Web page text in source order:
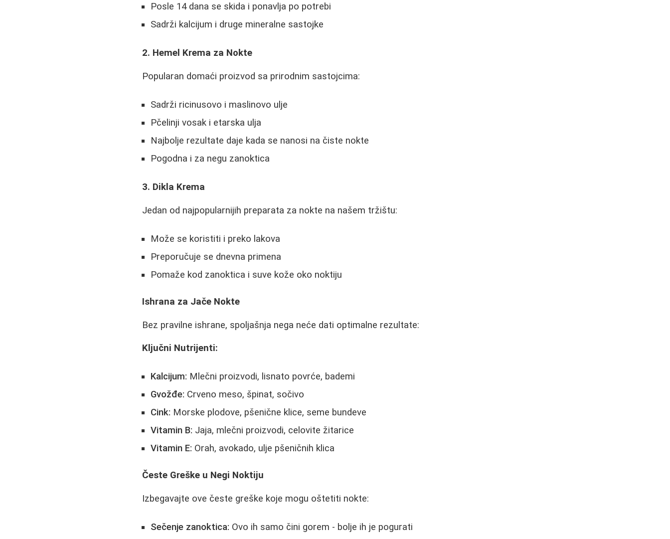
Posle 14 dana se skida i ponavlja po potrebi
Sadrži kalcijum i druge mineralne sastojke
2. Hemel Krema za Nokte
Popularan domaći proizvod sa prirodnim sastojcima:
Sadrži ricinusovo i maslinovo ulje
Pčelinji vosak i etarska ulja
Najbolje rezultate daje kada se nanosi na čiste nokte
Pogodna i za negu zanoktica
3. Dikla Krema
Jedan od najpopularnijih preparata za nokte na našem tržištu:
Može se koristiti i preko lakova
Preporučuje se dnevna primena
Pomaže kod zanoktica i suve kože oko noktiju
Ishrana za Jače Nokte
Bez pravilne ishrane, spoljašnja nega neće dati optimalne rezultate:
Ključni Nutrijenti:
Kalcijum: Mlečni proizvodi, lisnato povrće, bademi
Gvožđe: Crveno meso, špinat, sočivo
Cink: Morske plodove, pšenične klice, seme bundeve
Vitamin B: Jaja, mlečni proizvodi, celovite žitarice
Vitamin E: Orah, avokado, ulje pšeničnih klica
Česte Greške u Negi Noktiju
Izbegavajte ove česte greške koje mogu oštetiti nokte:
Sečenje zanoktica: Ovo ih samo čini gorem - bolje ih je pogurati